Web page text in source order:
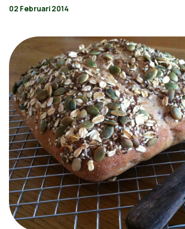
02 Februari 2014